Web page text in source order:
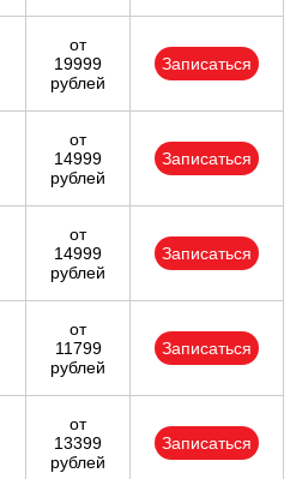
от
19999
рублей
Записаться
от
14999
рублей
Записаться
от
14999
рублей
Записаться
от
11799
рублей
Записаться
от
13399
рублей
Записаться